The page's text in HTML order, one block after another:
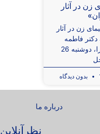
زن در آثار
زن در آثار
دکتر فاطمه
هنری‌مهر، استاد دانشگاه الزهرا، دوشنبه 26
بدون دیدگاه
درباره ما
نظرآنلاین